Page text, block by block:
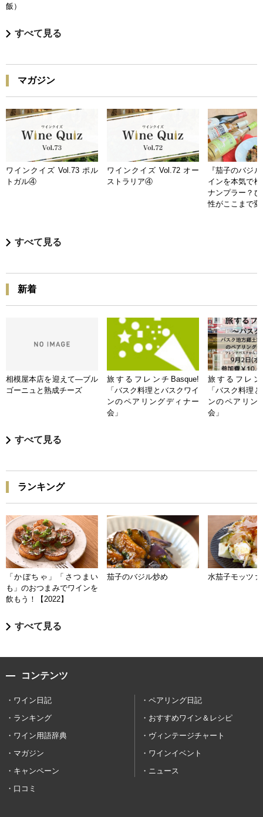
飯）
すべて見る
マガジン
ワインクイズ Vol.73 ポル
トガル④
ワインクイズ Vol.72 オー
ストラリア④
『茄子のバジ
インを本気で
ナンプラー？
性がここまで
すべて見る
新着
相模屋本店を迎えて―ブル
ゴーニュと熟成チーズ
旅するフレンチBasque!
「バスク料理とバスクワイ
ンのペアリングディナー
会」
旅するフレン
「バスク料理
ンのペアリン
会」
すべて見る
ランキング
「かぼちゃ」「さつまい
も」のおつまみでワインを
飲もう！【2022】
茄子のバジル炒め 水茄子モッツァ
すべて見る
コンテンツ
ワイン日記
ペアリング日記
ランキング
おすすめワイン＆レシピ
ワイン用語辞典
ヴィンテージチャート
マガジン
ワインイベント
キャンペーン
ニュース
口コミ